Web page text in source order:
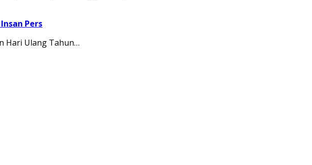
Pers
Hari Ulang Tahun…